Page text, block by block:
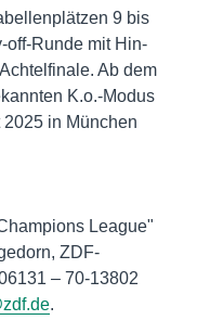
9 bis
off-Runde mit Hin-
Ab dem
K.o.-Modus
in München
League"
ZDF-
– 70-13802
.